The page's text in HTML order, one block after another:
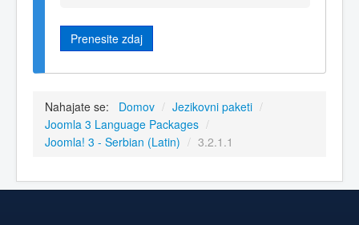
Prenesite zdaj
Nahajate se: Domov / Jezikovni paketi /
Joomla 3 Language Packages /
Joomla! 3 - Serbian (Latin) / 3.2.1.1